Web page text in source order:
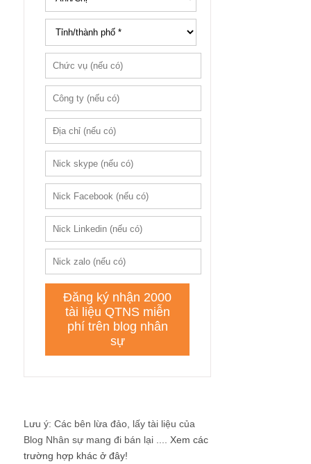
Lưu ý: Các bên lừa đảo, lấy tài liệu của
Blog Nhân sự mang đi bán lại .... Xem các
trường hợp khác ở đây!